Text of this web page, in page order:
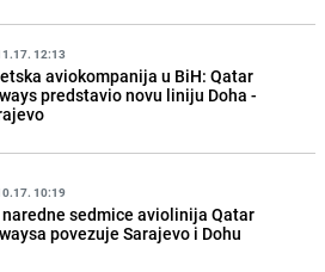
12:13
aviokompanija u BiH: Qatar
predstavio novu liniju Doha -
10:19
naredne sedmice aviolinija Qatar
povezuje Sarajevo i Dohu